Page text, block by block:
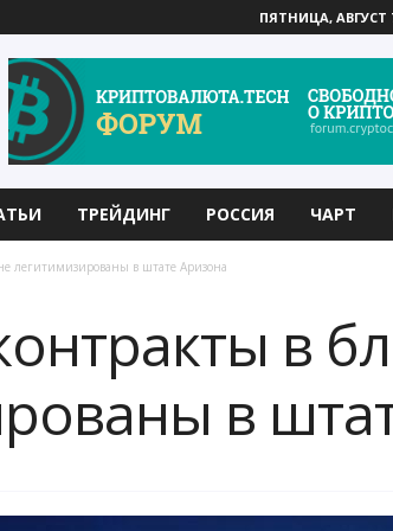
ПЯТНИЦА, АВГУСТ
ТРЕЙДИНГ РОССИЯ ЧАРТ
легитимизированы в штате Аризона
в
в